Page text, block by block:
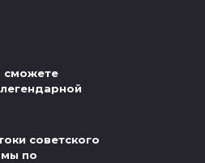
сможете
советского
по